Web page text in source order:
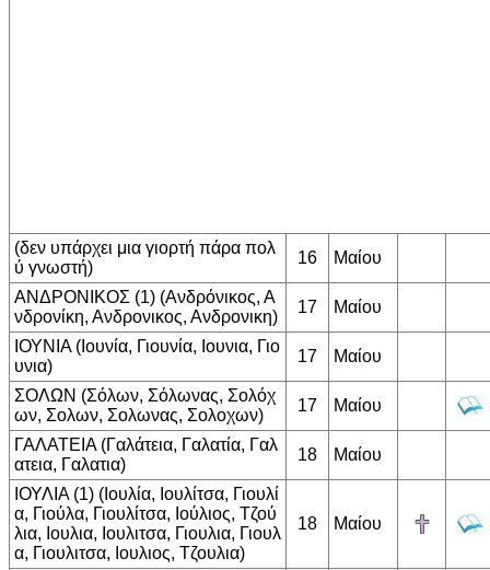
(δεν υπάρχει μια γιορτή πάρα πολ
ύ γνωστή)
16 Μαίου
ΑΝΔΡΟΝΙΚΟΣ (1) (Ανδρόνικος, Α
νδρονίκη, Ανδρονικος, Ανδρονικη)
17 Μαίου
ΙΟΥΝΙΑ (Ιουνία, Γιουνία, Ιουνια, Γιο
υνια)
17 Μαίου
ΣΟΛΩΝ (Σόλων, Σόλωνας, Σολόχ
ων, Σολων, Σολωνας, Σολοχων)
17 Μαίου
ΓΑΛΑΤΕΙΑ (Γαλάτεια, Γαλατία, Γαλ
ατεια, Γαλατια)
18 Μαίου
ΙΟΥΛΙΑ (1) (Ιουλία, Ιουλίτσα, Γιουλί
α, Γιούλα, Γιουλίτσα, Ιούλιος, Τζού
λια, Ιουλια, Ιουλιτσα, Γιουλια, Γιουλ
α, Γιουλιτσα, Ιουλιος, Τζουλια)
18 Μαίου